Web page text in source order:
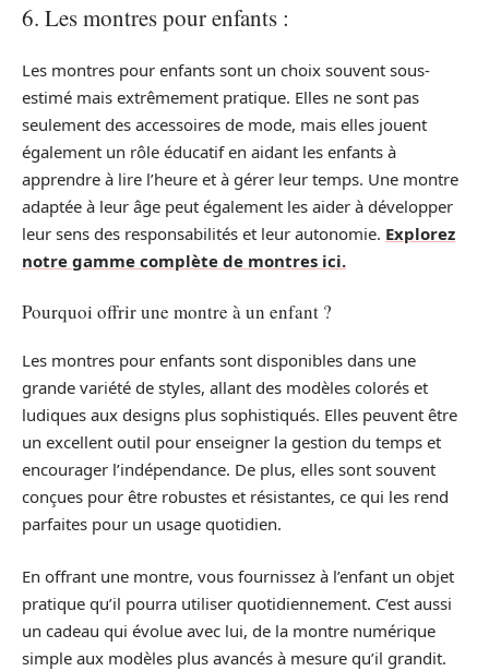
6. Les montres pour enfants :
Les montres pour enfants sont un choix souvent sous-
estimé mais extrêmement pratique. Elles ne sont pas
seulement des accessoires de mode, mais elles jouent
également un rôle éducatif en aidant les enfants à
apprendre à lire l’heure et à gérer leur temps. Une montre
adaptée à leur âge peut également les aider à développer
leur sens des responsabilités et leur autonomie. Explorez
notre gamme complète de montres ici.
Pourquoi offrir une montre à un enfant ?
Les montres pour enfants sont disponibles dans une
grande variété de styles, allant des modèles colorés et
ludiques aux designs plus sophistiqués. Elles peuvent être
un excellent outil pour enseigner la gestion du temps et
encourager l’indépendance. De plus, elles sont souvent
conçues pour être robustes et résistantes, ce qui les rend
parfaites pour un usage quotidien.
En offrant une montre, vous fournissez à l’enfant un objet
pratique qu’il pourra utiliser quotidiennement. C’est aussi
un cadeau qui évolue avec lui, de la montre numérique
simple aux modèles plus avancés à mesure qu’il grandit.